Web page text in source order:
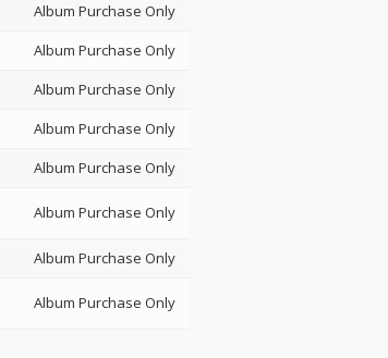
Album Purchase Only
Album Purchase Only
Album Purchase Only
Album Purchase Only
Album Purchase Only
Album Purchase Only
Album Purchase Only
Album Purchase Only